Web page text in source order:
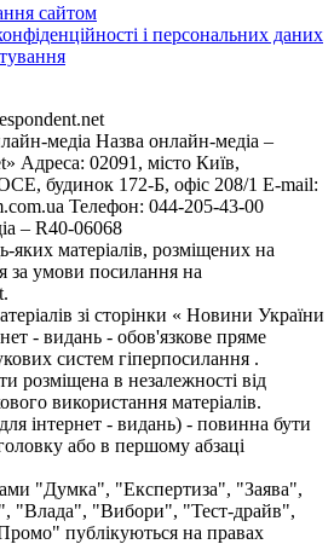
сайтом
і персональних даних
медіа Назва онлайн-медіа –
Адреса: 02091, місто Київ,
будинок 172-Б, офіс 208/1 E-mail:
Телефон: 044-205-43-00
– R40-06068
яких матеріалів, розміщених на
за умови посилання на
зі сторінки « Новини України
- видань - обов'язкове пряме
систем гіперпосилання .
розміщена в незалежності від
використання матеріалів.
інтернет - видань) - повинна бути
або в першому абзаці
"Думка", "Експертиза", "Заява",
"Влада", "Вибори", "Тест-драйв",
публікуються на правах